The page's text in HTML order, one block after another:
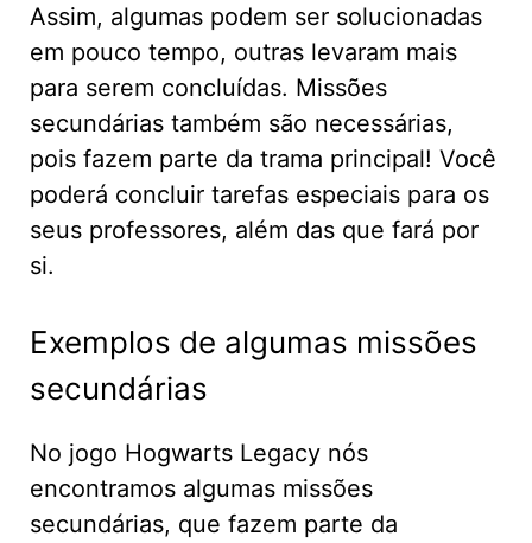
Assim, algumas podem ser solucionadas
em pouco tempo, outras levaram mais
para serem concluídas. Missões
secundárias também são necessárias,
pois fazem parte da trama principal! Você
poderá concluir tarefas especiais para os
seus professores, além das que fará por
si.
Exemplos de algumas missões
secundárias
No jogo Hogwarts Legacy nós
encontramos algumas missões
secundárias, que fazem parte da